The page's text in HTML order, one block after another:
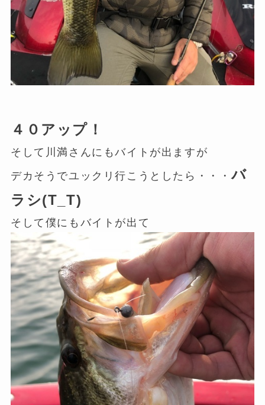
４０アップ！
そして川満さんにもバイトが出ますが
デカそうでユックリ行こうとしたら・・・バ
ラシ(T_T)
そして僕にもバイトが出て